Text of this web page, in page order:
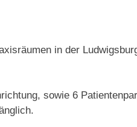
in der
sowie 6